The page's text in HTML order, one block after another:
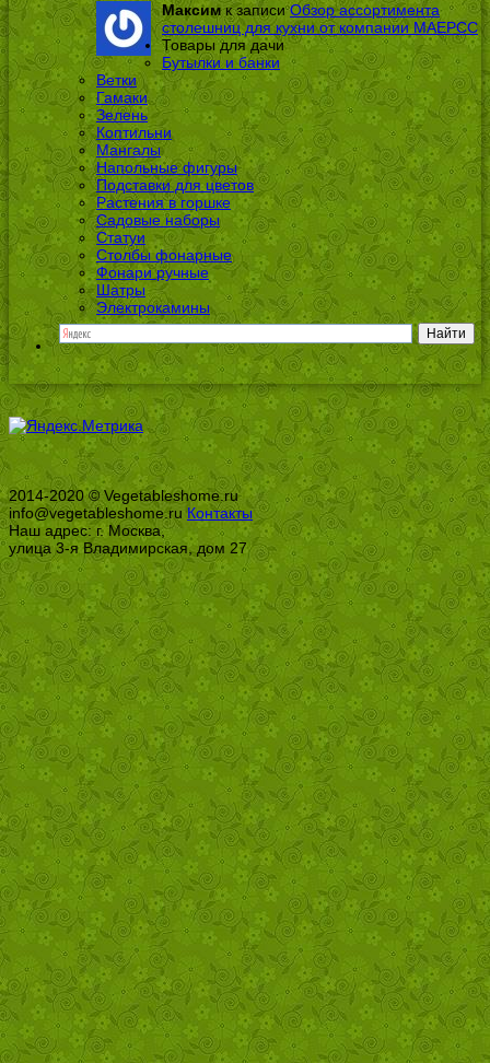
Максимк записиОбзор ассортимента
столешниц для кухни от компании МАЕРСС
Товары для дачи
Бутылки и банки
Ветки
Гамаки
Зелень
Коптильни
Мангалы
Напольные фигуры
Подставки для цветов
Растения в горшке
Садовые наборы
Статуи
Столбы фонарные
Фонари ручные
Шатры
Электрокамины
2014-2020 © Vegetableshome.ru
info@vegetableshome.ruКонтакты
Наш адрес: г. Москва,
улица 3-я Владимирская, дом 27